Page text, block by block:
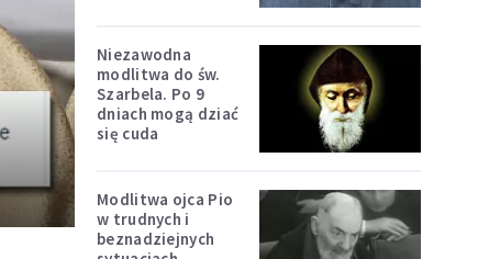
Niezawodna
modlitwa do św.
Szarbela. Po 9
dniach mogą dziać
się cuda
Modlitwa ojca Pio
w trudnych i
beznadziejnych